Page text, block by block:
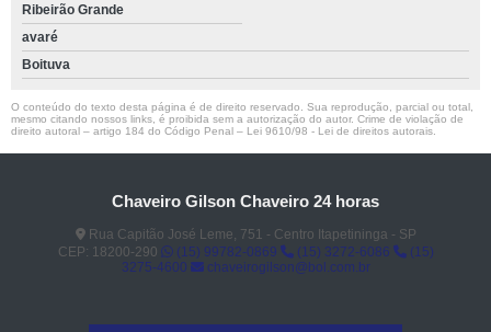
Ribeirão Grande
avaré
Boituva
O conteúdo do texto desta página é de direito reservado. Sua reprodução, parcial ou total,
mesmo citando nossos links, é proibida sem a autorização do autor. Crime de violação de
direito autoral – artigo 184 do Código Penal – Lei 9610/98 - Lei de direitos autorais
Chaveiro Gilson Chaveiro 24 horas
Rua Capitão José Leme, 751 - Centro Itapetininga - SP
CEP: 18200-290
(15) 99782-0869 (15) 3272-6086
(15)
3275-4600
chaveirogilson@bol.com.br